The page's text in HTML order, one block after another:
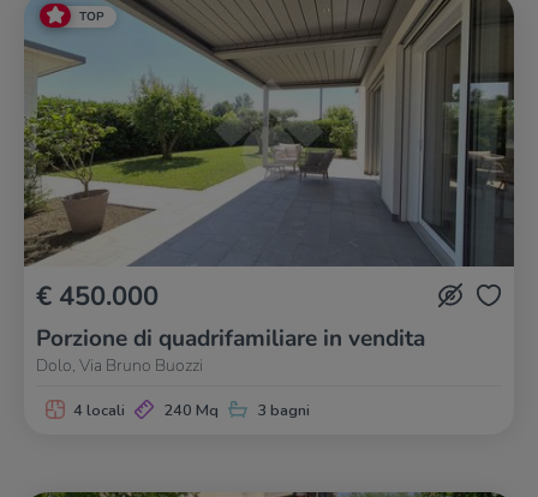
TOP
€ 450.000
Porzione di quadrifamiliare in vendita
Dolo, Via Bruno Buozzi
4 locali 240 Mq 3 bagni